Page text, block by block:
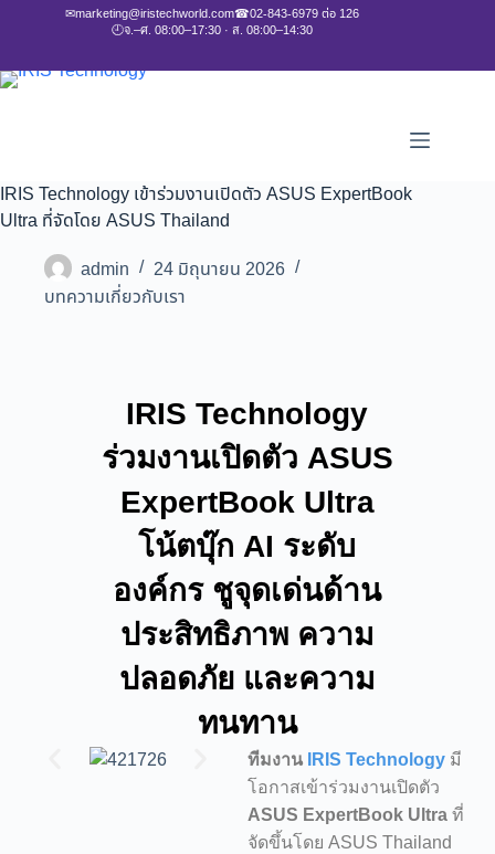
✉marketing@iristechworld.com☎02-843-6979 ต่อ 126
🕘จ.–ศ. 08:00–17:30 · ส. 08:00–14:30
IRIS Technology เข้าร่วมงานเปิดตัว ASUS ExpertBook
Ultra ที่จัดโดย ASUS Thailand
admin
24 มิถุนายน 2026
บทความเกี่ยวกับเรา
IRIS Technology
ร่วมงานเปิดตัว ASUS
ExpertBook Ultra
โน้ตบุ๊ก AI ระดับ
องค์กร ชูจุดเด่นด้าน
ประสิทธิภาพ ความ
ปลอดภัย และความ
ทนทาน
ทีมงาน IRIS Technologyมี
โอกาสเข้าร่วมงานเปิดตัว
ASUS ExpertBook Ultraที่
จัดขึ้นโดย ASUS Thailand